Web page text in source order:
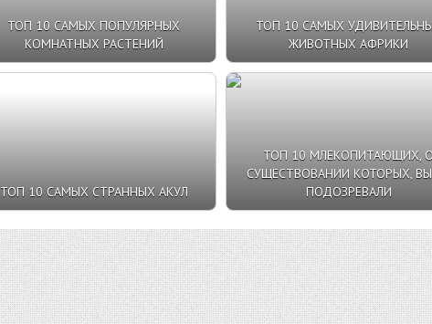
ТОП 10 САМЫХ ПОПУЛЯРНЫХ
КОМНАТНЫХ РАСТЕНИЙ
ТОП 10 САМЫХ
ЖИВОТНЫХ АФРИКИ
ТОП 10 САМЫХ СТРАННЫХ АКУЛ
ТОП 10 МЛЕКОПИТАЮЩИХ,
СУЩЕСТВОВАНИИ КОТОРЫХ,
ПОДОЗРЕВАЛИ